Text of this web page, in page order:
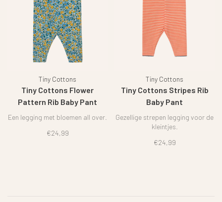
Tiny Cottons
Tiny Cottons Flower
Pattern Rib Baby Pant
Een legging met bloemen all over.
€24,99
Tiny Cottons
Tiny Cottons Stripes Rib
Baby Pant
Gezellige strepen legging voor de
kleintjes.
€24,99